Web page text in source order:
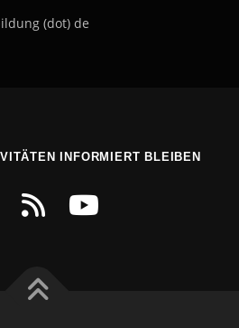
(dot) de
INFORMIERT BLEIBEN